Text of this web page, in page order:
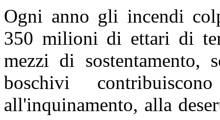
Ogni anno gli incendi
350 milioni di ettari di
mezzi di sostentamento,
boschivi
all'inquinamento, alla